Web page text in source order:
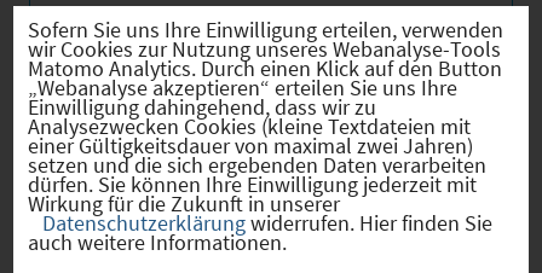
Sozialvers. Beschäftigte
Verkehrsinfrastruktur
Kommunale Infrastruktur
Sofern Sie uns Ihre Einwilligung erteilen, verwenden
wir Cookies zur Nutzung unseres Webanalyse-Tools
Matomo Analytics. Durch einen Klick auf den Button
„Webanalyse akzeptieren“ erteilen Sie uns Ihre
Einwilligung dahingehend, dass wir zu
Analysezwecken Cookies (kleine Textdateien mit
einer Gültigkeitsdauer von maximal zwei Jahren)
setzen und die sich ergebenden Daten verarbeiten
dürfen. Sie können Ihre Einwilligung jederzeit mit
Wirkung für die Zukunft in unserer
Datenschutzerklärungwiderrufen. Hier finden Sie
auch weitere Informationen.